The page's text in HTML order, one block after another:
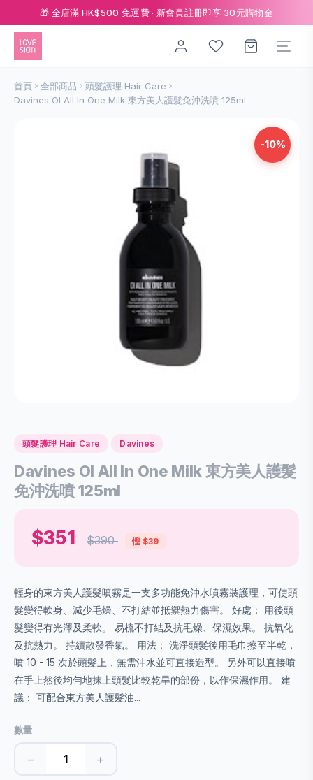
🎁 全店滿 HK$500 免運費 · 新會員註冊即享 30元購物金
首頁 全部商品
頭髮護理 Hair Care
Davines OI All In One Milk 東方美人護髮免沖洗噴 125ml
-10%
頭髮護理 Hair Care Davines
Davines OI All In One Milk 東方美人護髮
免沖洗噴 125ml
$351 $390 慳 $39
輕身的東方美人護髮噴霧是一支多功能免沖水噴霧裝護理，可使頭
髮變得軟身、減少毛燥、不打結並抵禦熱力傷害。 好處： 用後頭
髮變得有光澤及柔軟。 易梳不打結及抗毛燥、保濕效果。 抗氧化
及抗熱力。 持續散發香氣。 用法： 洗淨頭髮後用毛巾擦至半乾，
噴 10 - 15 次於頭髮上，無需沖水並可直接造型。 另外可以直接噴
在手上然後均勻地抹上頭髮比較乾旱的部份，以作保濕作用。 建
議： 可配合東方美人護髮油...
數量
− +